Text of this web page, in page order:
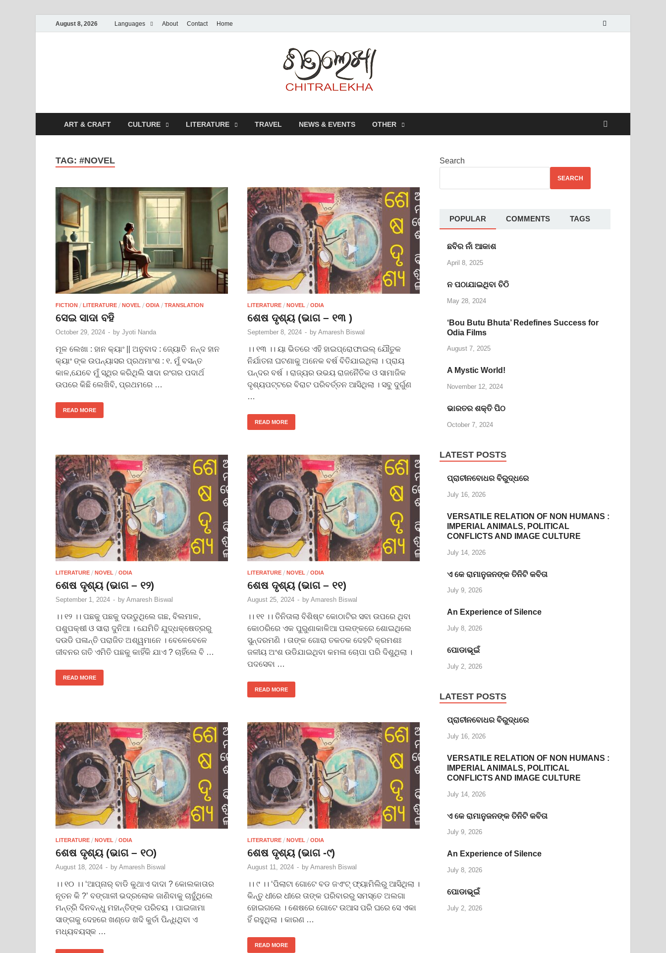
August 8, 2026 Languages About Contact Home
ART & CRAFT CULTURE LITERATURE TRAVEL NEWS & EVENTS OTHER
TAG: #NOVEL
FICTION / LITERATURE / NOVEL / ODIA / TRANSLATION
ସେଇ ସାଦା ବହି
October 29, 2024 - by Jyoti Nanda
ମୂଳ ଲେଖା : ହାନ କ୍ୟାଂ || ଅନୁବାଦ : ଜ୍ୟୋତି ନନ୍ଦ ହାନ
କ୍ୟାଂ ଙ୍କ ଉପନ୍ୟାସର ପ୍ରଥମାଂଶ : ୧. ମୁଁ ବସନ୍ତ
କାଳ,ଯେବେ ମୁଁ ସ୍ଥିର କରିଥିଲି ସାଦା ରଂଗର ପଦାର୍ଥ
ଉପରେ କିଛି ଲେଖିବି, ପ୍ରଥମରେ …
READ MORE
LITERATURE / NOVEL / ODIA
ଶେଷ ଦୃଶ୍ୟ (ଭାଗ – ୧୩ )
September 8, 2024 - by Amaresh Biswal
।। ୧୩ ।। ୟା ଭିତରେ ଏହି ହାଇପ୍ରୋଫାଇଲ୍ ଯୌତୁକ
ନିର୍ଯାତନା ଘଟଣାକୁ ଅନେକ ବର୍ଷ ବିତିଯାଇଥିଲା । ପ୍ରାୟ
ପନ୍ଦର ବର୍ଷ । ରାଜ୍ୟର ଉଭୟ ରାଜନୈତିକ ଓ ସାମାଜିକ
ଦୃଶ୍ୟପଟ୍ଟରେ ବିରାଟ ପରିବର୍ତ୍ତନ ଆସିଥିଲା । ସବୁ ଦୁର୍ଗୁଣ
…
READ MORE
LITERATURE / NOVEL / ODIA
ଶେଷ ଦୃଶ୍ୟ (ଭାଗ – ୧୨)
September 1, 2024 - by Amaresh Biswal
।। ୧୨ ।। ପଛକୁ ପଛକୁ ଦଉଡୁଥିଲେ ଗଛ, ବିଲମାଳ,
ପଶୁପକ୍ଷୀ ଓ ସାରା ଦୁନିଆ । ଯେମିତି ଯୁଦ୍ଧକ୍ଷେତ୍ରରୁ
ଦଉଡି ପଳାନ୍ତି ପରାଜିତ ଅଶ୍ୱମାନେ । ବେଳେବେଳେ
ଜୀବନର ଗତି ଏମିତି ପଛକୁ କାହିଁକି ଯାଏ ? ଚାହିଁଲେ ବି …
READ MORE
LITERATURE / NOVEL / ODIA
ଶେଷ ଦୃଶ୍ୟ (ଭାଗ – ୧୧)
August 25, 2024 - by Amaresh Biswal
।। ୧୧ ।। ତିନିତାଲା ବିଶିଷ୍ଟ କୋଠାଟିର ସବା ଉପରେ ଥିବା
କୋଠରିରେ ଏକ ପୁରୁଣାକାଳିଆ ପଲଙ୍କରେ ଶୋଇଥିଲେ
ସୁନ୍ଦରମଣି । ତାଙ୍କ ଗୋରା ତକତକ ଦେହଟି କ୍ରମଶଃ
ଜଳୀୟ ଅଂଶ ଉଡିଯାଇଥିବା କମଳା ଚୋପା ପରି ଦିଶୁଥିଲା ।
ପଦସେବା …
READ MORE
LITERATURE / NOVEL / ODIA
ଶେଷ ଦୃଶ୍ୟ (ଭାଗ – ୧୦)
August 18, 2024 - by Amaresh Biswal
।। ୧୦ ।। ‘ଆପ୍‌ନାର୍ ବାଡି କୁଥାଏ ଦାଦା ? କୋଲକାତାର
ନୂତନ କି ?’ ବଙ୍ଗାଳୀ ଭଦ୍ରଲୋକ ଜାଣିବାକୁ ଚାହୁଁଥିଲେ
ମନ୍ତ୍ରି ଦିନବନ୍ଧୁ ମହାନ୍ତିଙ୍କ ପରିଚୟ । ପାଇଜାମା
ସାଙ୍ଗକୁ ଦେହରେ ଖଣ୍ଡେ ଖଦି କୁର୍ତା ପିନ୍ଧିଥିବା ଏ
ମଧ୍ୟବୟସ୍କ …
LITERATURE / NOVEL / ODIA
ଶେଷ ଦୃଶ୍ୟ (ଭାଗ -୯)
August 11, 2024 - by Amaresh Biswal
।। ୯ ।। ‘ପିଲାଟା ଗୋଟେ ବଡ ଜଏଂଟ୍ ଫ୍ୟାମିଲିରୁ ଆସିଥିଲା ।
କିନ୍ତୁ ଧୀରେ ଧୀରେ ତାଙ୍କ ପରିବାରରୁ ସମସ୍ତେ ଅଲଗା
ହୋଇଗଲେ । ଶେଷରେ ଗୋଟେ ଉଆସ ପରି ଘରେ ସେ ଏକା
ହିଁ ରହୁଥିଲା । କାରଣ …
READ MORE
Search
SEARCH
POPULAR COMMENTS TAGS
ଛବିର ନାଁ ଆକାଶ
April 8, 2025
ନ ପଠାଯାଇଥିବା ଚିଠି
May 28, 2024
‘Bou Butu Bhuta’ Redefines Success for
Odia Films
August 7, 2025
A Mystic World!
November 12, 2024
ଭାରତର ଶକ୍ତି ପିଠ
October 7, 2024
LATEST POSTS
ପ୍ରାଚୀନବୋଧର ବିରୁଦ୍ଧରେ
July 16, 2026
VERSATILE RELATION OF NON HUMANS :
IMPERIAL ANIMALS, POLITICAL
CONFLICTS AND IMAGE CULTURE
July 14, 2026
ଏ କେ ରାମାନୁଜନଙ୍କ ତିନିଟି କବିତା
July 9, 2026
An Experience of Silence
July 8, 2026
ପୋଡାଭୂଇଁ
July 2, 2026
LATEST POSTS
ପ୍ରାଚୀନବୋଧର ବିରୁଦ୍ଧରେ
July 16, 2026
VERSATILE RELATION OF NON HUMANS :
IMPERIAL ANIMALS, POLITICAL
CONFLICTS AND IMAGE CULTURE
July 14, 2026
ଏ କେ ରାମାନୁଜନଙ୍କ ତିନିଟି କବିତା
July 9, 2026
An Experience of Silence
July 8, 2026
ପୋଡାଭୂଇଁ
July 2, 2026